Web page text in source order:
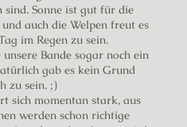
sind. Sonne ist gut für die
auch die Welpen freut es
im Regen zu sein.
Bande sogar noch ein
gab es kein Grund
zu sein. ;)
sich momentan stark, aus
werden schon richtige